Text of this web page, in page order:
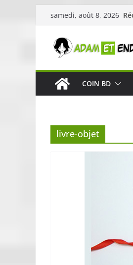
Passer
contenu
samedi, août 8, 2026
COIN BD
livre-objet